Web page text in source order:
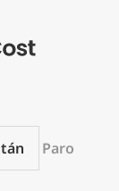
Paro